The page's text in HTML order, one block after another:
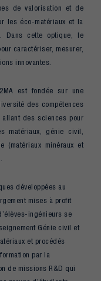
de valorisation et de
les éco-matériaux et la
Dans cette optique, le
caractériser, mesurer,
innovantes.
est fondée sur une
des compétences
des sciences pour
matériaux, génie civil,
(matériaux minéraux et
développées au
mises à profit
ingénieurs se
Génie civil et
et procédés
par la
de missions R&D qui